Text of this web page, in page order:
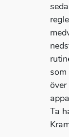
som
Ta